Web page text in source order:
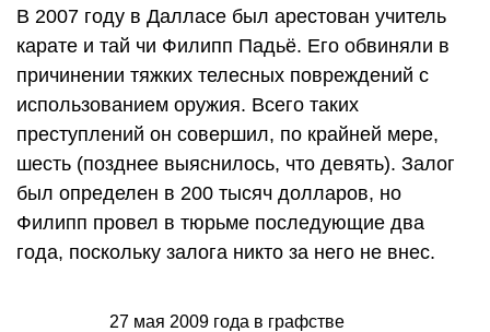
В 2007 году в Далласе был арестован учитель
карате и тай чи Филипп Падьё. Его обвиняли в
причинении тяжких телесных повреждений с
использованием оружия. Всего таких
преступлений он совершил, по крайней мере,
шесть (позднее выяснилось, что девять). Залог
был определен в 200 тысяч долларов, но
Филипп провел в тюрьме последующие два
года, поскольку залога никто за него не внес.
27 мая 2009 года в графстве